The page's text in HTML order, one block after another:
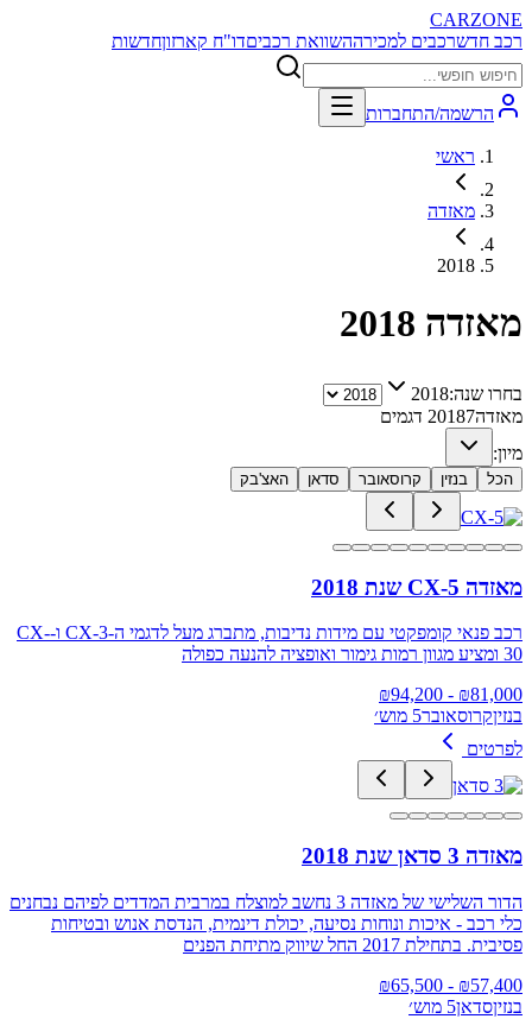
CARZONE
רכב חדשרכבים למכירההשוואת רכביםדו"ח קארזוןחדשות
הרשמה/התחברות
ראשי
מאזדה
2018
מאזדה 2018
בחרו שנה:2018
מאזדה 20187
דגמים
מיון:
הכל בנזין קרוסאובר סדאן האצ'בק
מאזדה CX-5 שנת 2018
רכב פנאי קומפקטי עם מידות נדיבות, מתברג מעל לדגמי ה-CX-3 ו-CX-
30 ומציע מגוון רמות גימור ואופציה להנעה כפולה
₪81,000
- ₪
94,200
בנזיןקרוסאובר5 מוש׳
לפרטים
מאזדה 3 סדאן שנת 2018
הדור השלישי של מאזדה 3 נחשב למוצלח במרבית המדדים לפיהם נבחנים
כלי רכב - איכות ונוחות נסיעה, יכולת דינמית, הנדסת אנוש ובטיחות
פסיבית. בתחילת 2017 החל שיווק מתיחת הפנים
₪57,400
- ₪
65,500
בנזיןסדאן5 מוש׳